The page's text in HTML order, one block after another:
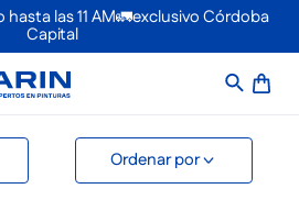
las 11 AM🚛exclusivo Córdoba
Capital
Ordenar por